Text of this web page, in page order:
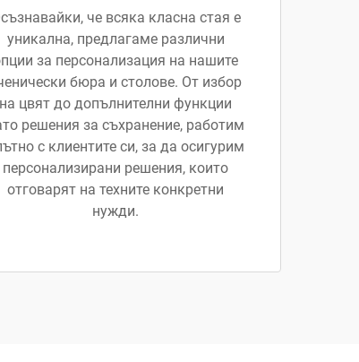
че всяка класна стая е
уникална, предлагаме различни
за персонализация на нашите
бюра и столове. От избор
на цвят до допълнителни функции
решения за съхранение, работим
с клиентите си, за да осигурим
персонализирани решения, които
отговарят на техните конкретни
нужди.